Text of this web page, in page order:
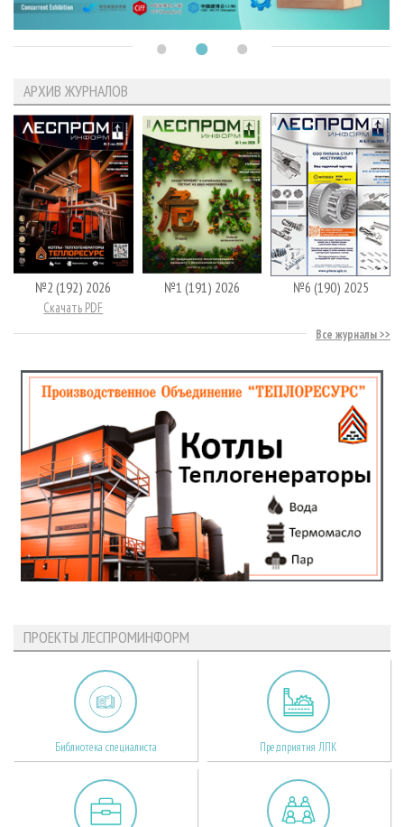
АРХИВ ЖУРНАЛОВ
№2 (192) 2026
Скачать PDF
№1 (191) 2026 №6 (190) 2025
Все журналы
ПРОЕКТЫ ЛЕСПРОМИНФОРМ
Библиотека специалиста Предприятия ЛПК